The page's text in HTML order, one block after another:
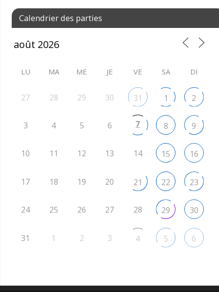
Calendrier des parties
LU MA ME JE VE SA DI
27 28 29 30 31 1 2
3 4 5 6 7 8 9
10 11 12 13 14 15 16
17 18 19 20 21 22 23
24 25 26 27 28 29 30
31 1 2 3 4 5 6